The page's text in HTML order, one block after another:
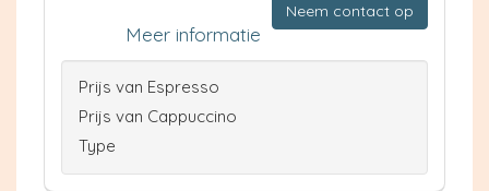
Neem contact op
Meer informatie
Prijs van Espresso
Prijs van Cappuccino
Type